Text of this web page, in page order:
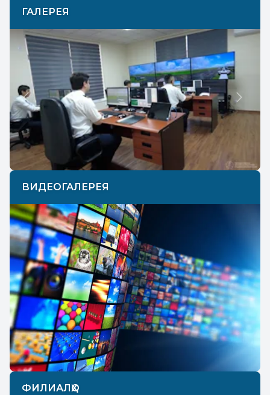
ГАЛЕРЕЯ
Previous
ВИДЕОГАЛЕРЕЯ
ФИЛИАЛҲО